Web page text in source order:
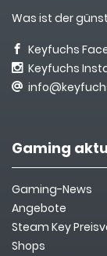
Was ist der
Keyfuchs
Keyfuchs
Gaming
Gaming-News
Angebote
Steam Key
Shops